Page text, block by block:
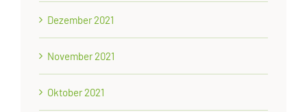
Dezember 2021
November 2021
Oktober 2021